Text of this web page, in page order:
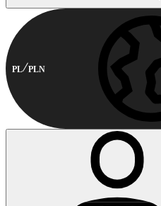
PL PLN